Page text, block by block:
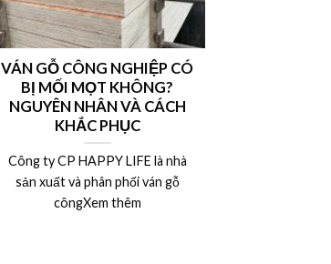
VÁN GỖ CÔNG NGHIỆP CÓ
BỊ MỐI MỌT KHÔNG?
NGUYÊN NHÂN VÀ CÁCH
KHẮC PHỤC
Công ty CP HAPPY LIFE là nhà
sản xuất và phân phối ván gỗ
côngXem thêm